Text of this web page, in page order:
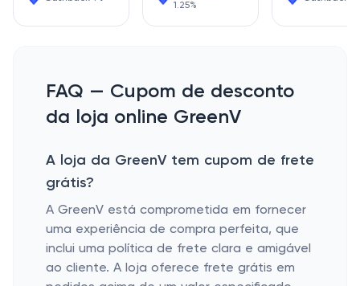
1.25%
FAQ — Cupom de desconto
da loja online GreenV
A loja da GreenV tem cupom de frete
grátis?
A GreenV está comprometida em fornecer
uma experiência de compra perfeita, que
inclui uma política de frete clara e amigável
ao cliente. A loja oferece frete grátis em